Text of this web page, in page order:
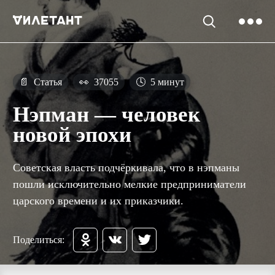
📄 Статья 👀 37055 🕓 5 минут
Нэпман — человек
новой эпохи
Советская власть подчёркивала, что в нэпманы
пошли исключительно мелкие предприниматели
царского времени и их приказчики.
Поделиться: